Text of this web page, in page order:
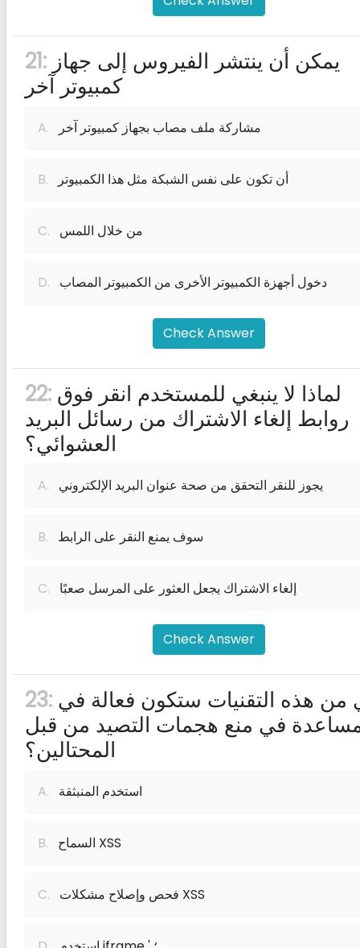
21:
كمبيوتر آخر
A. مشاركة ملف مصاب بجهاز كمبيوتر آخر
B. أن تكون على نفس الشبكة مثل هذا الكمبيوتر
C. من خلال اللمس
D. دخول أجهزة الكمبيوتر الأخرى من الكمبيوتر المصاب
Check Answer
22:
روابط إلغاء الاشتراك من رسائل البريد
العشوائي؟
A. يجوز للنقر التحقق من صحة عنوان البريد الإلكتروني
B. سوف يمنع النقر على الرابط
C. إلغاء الاشتراك يجعل العثور على المرسل صعبًا
Check Answer
23:
في منع هجمات التصيد من قبل
المحتالين؟
A. استخدم المنبثقة
B. السماح XSS
C. فحص وإصلاح مشكلات XSS